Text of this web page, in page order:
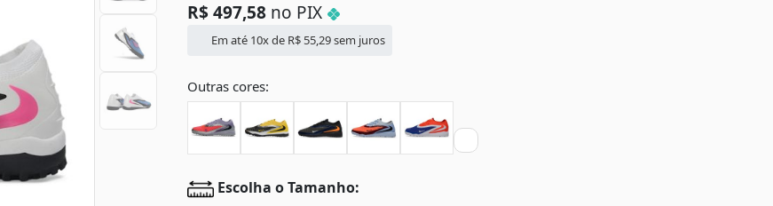
R$ 497,58 no PIX
Em até 10x de R$ 55,29sem juros
Outras cores:
Escolha o Tamanho: